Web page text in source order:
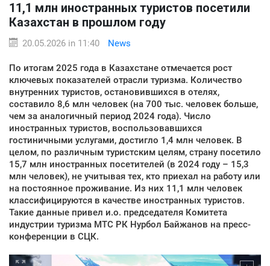
11,1 млн иностранных туристов посетили
Казахстан в прошлом году
20.05.2026 in 11:40 News
По итогам 2025 года в Казахстане отмечается рост
ключевых показателей отрасли туризма. Количество
внутренних туристов, остановившихся в отелях,
составило 8,6 млн человек (на 700 тыс. человек больше,
чем за аналогичный период 2024 года). Число
иностранных туристов, воспользовавшихся
гостиничными услугами, достигло 1,4 млн человек. В
целом, по различным туристским целям, страну посетило
15,7 млн иностранных посетителей (в 2024 году – 15,3
млн человек), не учитывая тех, кто приехал на работу или
на постоянное проживание. Из них 11,1 млн человек
классифицируются в качестве иностранных туристов.
Такие данные привел и.о. председателя Комитета
индустрии туризма МТС РК Нурбол Байжанов на пресс-
конференции в СЦК.